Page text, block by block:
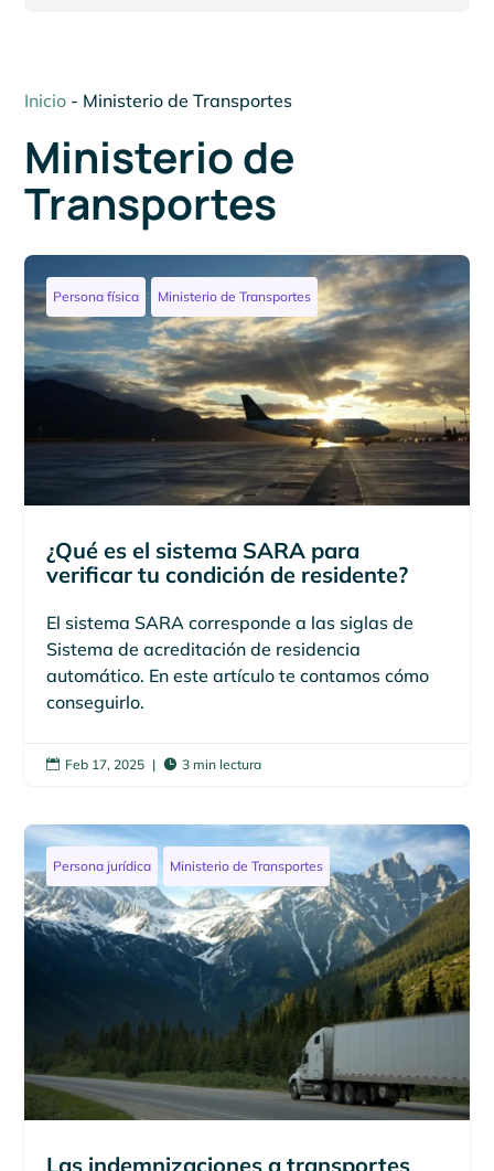
Inicio - Ministerio de Transportes
Ministerio de
Transportes
Persona física Ministerio de Transportes
¿Qué es el sistema SARA para
verificar tu condición de residente?
El sistema SARA corresponde a las siglas de
Sistema de acreditación de residencia
automático. En este artículo te contamos cómo
conseguirlo.
 Feb 17, 2025 |  3 min lectura
Persona jurídica Ministerio de Transportes
Las indemnizaciones a transportes